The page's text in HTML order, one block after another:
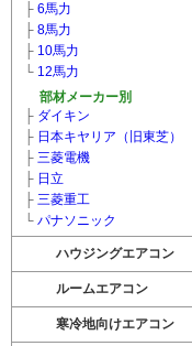
├ 6馬力
├ 8馬力
├ 10馬力
└ 12馬力
部材メーカー別
├ ダイキン
├ 日本キヤリア（旧東芝）
├ 三菱電機
├ 日立
├ 三菱重工
└ パナソニック
ハウジングエアコン
ルームエアコン
寒冷地向けエアコン